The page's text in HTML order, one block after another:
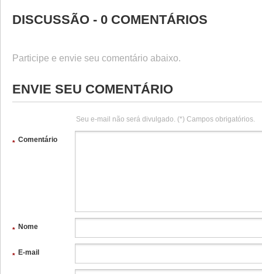
DISCUSSÃO - 0 COMENTÁRIOS
Participe e envie seu comentário abaixo.
ENVIE SEU COMENTÁRIO
Seu e-mail não será divulgado. (*) Campos obrigatórios.
Comentário
*
Nome
*
E-mail
*